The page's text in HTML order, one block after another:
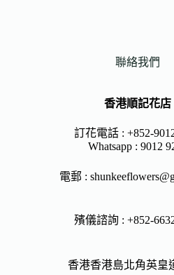
聯絡我們
香港順記花店
訂花電話 : +852-
Whatsapp : 9012
電郵 :
殯儀諮詢 : +852-
香港香港島北角英皇